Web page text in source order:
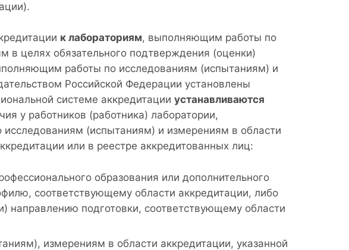
к лабораториям, выполняющим работы по
в целях обязательного подтверждения (оценки)
работы по исследованиям (испытаниям) и
Российской Федерации установлены
системе аккредитации устанавливаются
у работников (работника) лаборатории,
(испытаниям) и измерениям в области
или в реестре аккредитованных лиц:
образования или дополнительного
соответствующему области аккредитации, либо
направлению подготовки, соответствующему области
измерениям в области аккредитации, указанной